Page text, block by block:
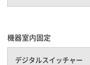
機器室内固定
デジタルスイッチャー